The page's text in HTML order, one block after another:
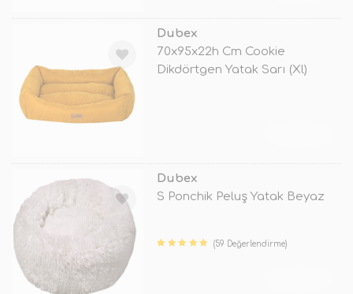
Dubex
70x95x22h Cm Cookie
Dikdörtgen Yatak Sarı (Xl)
Dubex
S Ponchik Peluş Yatak Beyaz
(59 Değerlendirme)